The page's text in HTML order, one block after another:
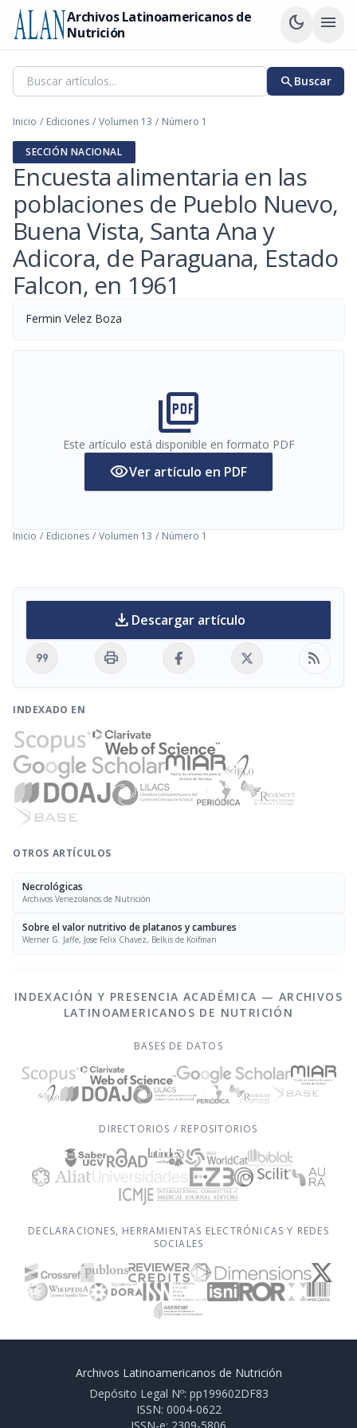
Archivos Latinoamericanos de
Nutrición
dark_mode menu
searchBuscar
Inicio / Ediciones / Volumen 13 / Número 1
SECCIÓN NACIONAL
Encuesta alimentaria en las
poblaciones de Pueblo Nuevo,
Buena Vista, Santa Ana y
Adicora, de Paraguana, Estado
Falcon, en 1961
Fermin Velez Boza
picture_as_pdf
Este artículo está disponible en formato PDF
visibilityVer artículo en PDF
Inicio / Ediciones / Volumen 13 / Número 1
download Descargar artículo
format_quote print rss_feed
INDEXADO EN
OTROS ARTÍCULOS
Necrológicas
Archivos Venezolanos de Nutrición
Sobre el valor nutritivo de platanos y cambures
Werner G. Jaffe, Jose Felix Chavez, Belkis de Koifman
INDEXACIÓN Y PRESENCIA ACADÉMICA — ARCHIVOS
LATINOAMERICANOS DE NUTRICIÓN
BASES DE DATOS
DIRECTORIOS / REPOSITORIOS
DECLARACIONES, HERRAMIENTAS ELECTRÓNICAS Y REDES
SOCIALES
Archivos Latinoamericanos de Nutrición
Depósito Legal Nº: pp199602DF83
ISSN: 0004-0622